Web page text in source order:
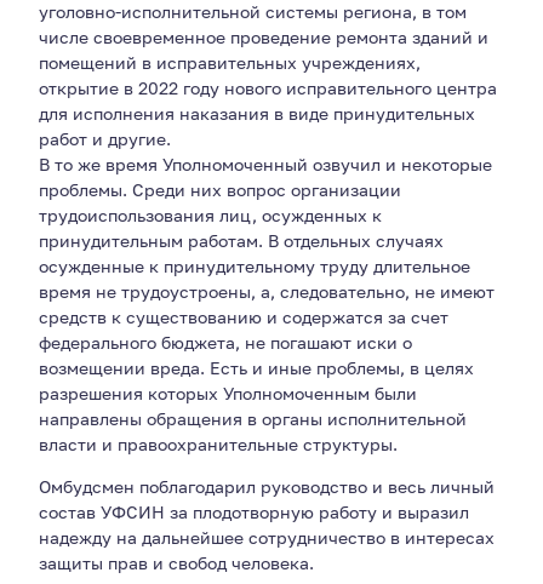
уголовно-исполнительной системы региона, в том
числе своевременное проведение ремонта зданий и
помещений в исправительных учреждениях,
открытие в 2022 году нового исправительного центра
для исполнения наказания в виде принудительных
работ и другие.
В то же время Уполномоченный озвучил и некоторые
проблемы. Среди них вопрос организации
трудоиспользования лиц, осужденных к
принудительным работам. В отдельных случаях
осужденные к принудительному труду длительное
время не трудоустроены, а, следовательно, не имеют
средств к существованию и содержатся за счет
федерального бюджета, не погашают иски о
возмещении вреда. Есть и иные проблемы, в целях
разрешения которых Уполномоченным были
направлены обращения в органы исполнительной
власти и правоохранительные структуры.
Омбудсмен поблагодарил руководство и весь личный
состав УФСИН за плодотворную работу и выразил
надежду на дальнейшее сотрудничество в интересах
защиты прав и свобод человека.